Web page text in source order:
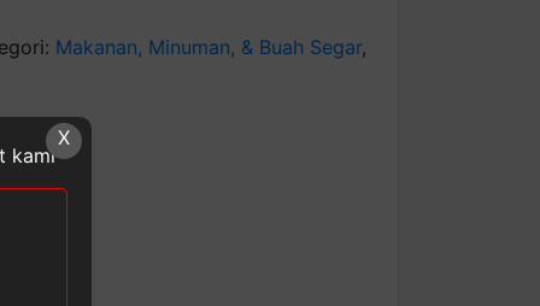
Makanan, Minuman, & Buah Segar,
X
kami